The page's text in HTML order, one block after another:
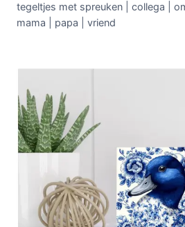
tegeltjes met spreuken | collega |
mama | papa | vriend